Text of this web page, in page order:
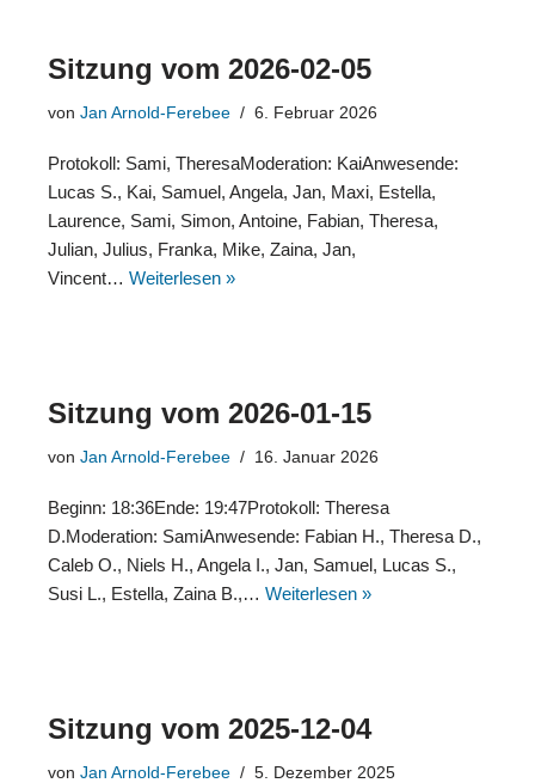
Sitzung vom 2026-02-05
von Jan Arnold-Ferebee 6. Februar 2026
Protokoll: Sami, TheresaModeration: KaiAnwesende:
Lucas S., Kai, Samuel, Angela, Jan, Maxi, Estella,
Laurence, Sami, Simon, Antoine, Fabian, Theresa,
Julian, Julius, Franka, Mike, Zaina, Jan,
Vincent… Weiterlesen »
Sitzung vom 2026-01-15
von Jan Arnold-Ferebee 16. Januar 2026
Beginn: 18:36Ende: 19:47Protokoll: Theresa
D.Moderation: SamiAnwesende: Fabian H., Theresa D.,
Caleb O., Niels H., Angela I., Jan, Samuel, Lucas S.,
Susi L., Estella, Zaina B.,… Weiterlesen »
Sitzung vom 2025-12-04
von Jan Arnold-Ferebee 5. Dezember 2025